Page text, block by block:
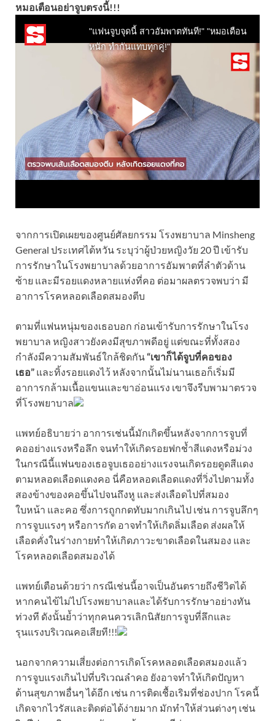
หมอเตือนอย่าจูบตรงนี้!!!
จากการเปิดเผยของศูนย์ศัลยกรรม โรงพยาบาล Minsheng
General ประเทศไต้หวัน ระบุว่าผู้ป่วยหญิงวัย 20 ปี เข้ารับ
การรักษาในโรงพยาบาลด้วยอาการอัมพาตที่ลำตัวด้าน
ซ้าย และมีรอยแดงหลายแห่งที่คอ ต่อมาผลตรวจพบว่า มี
อาการโรคหลอดเลือดสมองตีบ
ตามที่แฟนหนุ่มของเธอบอก ก่อนเข้ารับการรักษาในโรง
พยาบาล หญิงสาวยังคงมีสุขภาพดีอยู่ แต่ขณะที่ทั้งสอง
กำลังมีความสัมพันธ์ใกล้ชิดกัน“เขาก็ได้จูบที่คอของ
เธอ” และทิ้งรอยแดงไว้ หลังจากนั้นไม่นานเธอก็เริ่มมี
อาการกล้ามเนื้อแขนและขาอ่อนแรง เขาจึงรีบพามาตรวจ
ที่โรงพยาบาล
แพทย์อธิบายว่า อาการเช่นนี้มักเกิดขึ้นหลังจากการจูบที่
คออย่างแรงหรือลึก จนทำให้เกิดรอยฟกช้ำสีแดงหรือม่วง
ในกรณีนี้แฟนของเธอจูบเธออย่างแรงจนเกิดรอยดูดสีแดง
ตามหลอดเลือดแดงคอ นี่คือหลอดเลือดแดงที่วิ่งไปตามทั้ง
สองข้างของคอขึ้นไปจนถึงหู และส่งเลือดไปที่สมอง
ใบหน้า และคอ ซึ่งการถูกกดทับมากเกินไป เช่น การจูบลึกๆ
การจูบแรงๆ หรือการกัด อาจทำให้เกิดลิ่มเลือด ส่งผลให้
เลือดคั่งในร่างกายทำให้เกิดภาวะขาดเลือดในสมอง และ
โรคหลอดเลือดสมองได้
แพทย์เตือนด้วยว่า กรณีเช่นนี้อาจเป็นอันตรายถึงชีวิตได้
หากคนไข้ไม่ไปโรงพยาบาลและได้รับการรักษาอย่างทัน
ท่วงที ดังนั้นย้ำว่าทุกคนควรเลิกนิสัยการจูบที่ลึกและ
รุนแรงบริเวณคอเสียที!!!
นอกจากความเสี่ยงต่อการเกิดโรคหลอดเลือดสมองแล้ว
การจูบแรงเกินไปที่บริเวณลำคอ ยังอาจทำให้เกิดปัญหา
ด้านสุขภาพอื่นๆ ได้อีก เช่น การติดเชื้อเริมที่ช่องปาก โรคนี้
เกิดจากไวรัสและติดต่อได้ง่ายมาก มักทำให้ส่วนต่างๆ เช่น